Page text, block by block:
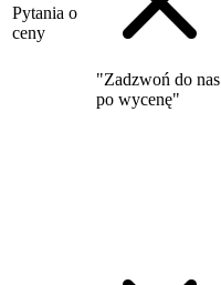
Pytania o
ceny
"Zadzwoń do nas
po wycenę"